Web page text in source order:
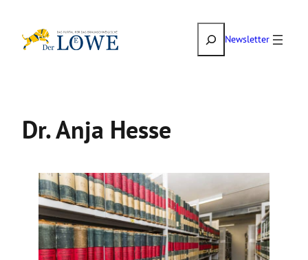
Inhalt
SuchenNewsletter
Dr. Anja Hesse